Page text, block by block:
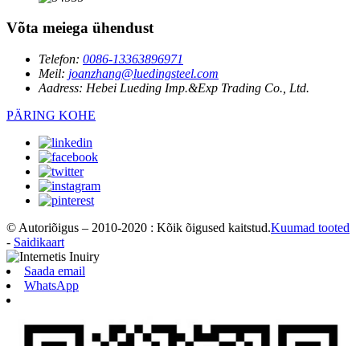
Võta meiega ühendust
Telefon: 0086-13363896971
Meil: joanzhang@luedingsteel.com
Aadress: Hebei Lueding Imp.&Exp Trading Co., Ltd.
PÄRING KOHE
© Autoriõigus – 2010-2020 : Kõik õigused kaitstud.Kuumad tooted
- Saidikaart
Saada email
WhatsApp